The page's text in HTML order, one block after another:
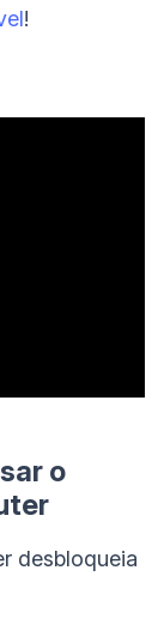
!
o
desbloqueia